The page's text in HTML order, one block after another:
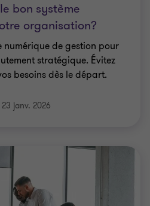
bon système
organisation?
numérique de gestion pour
stratégique. Évitez
besoins dès le départ.
23 janv. 2026